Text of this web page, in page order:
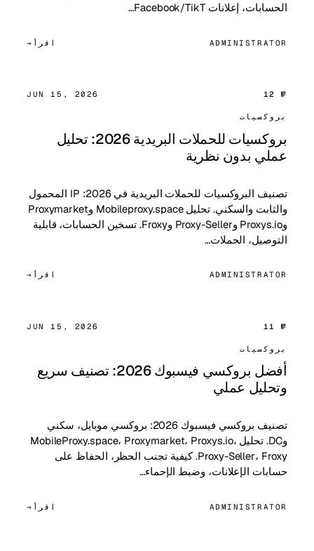
الحسابات، إعلانات Facebook/TikT…
ADMINISTRATOR اقرأ
№ 12
JUN 15, 2026
بروكسيات
بروكسيات للحملات البريدية 2026: تحليل
عملي بدون نظرية
تصنيف البروكسيات للحملات البريدية في 2026: IP المحمول
والثابت والسكني. تحليل Mobileproxy.space وProxymarket
وProxys.io وProxy-Seller وFroxy. تسخين الحسابات، قابلية
التوصيل، الحملات…
ADMINISTRATOR اقرأ
№ 11
JUN 15, 2026
بروكسيات
أفضل بروكسي فيسبوك 2026: تصنيف سريع
وتحليل عملي
تصنيف بروكسي فيسبوك 2026: بروكسي موبايل، سكني
وDC. تحليل MobileProxy.space، Proxymarket، Proxys.io،
Proxy-Seller، Froxy. كيفية تجنب الحظر، الحفاظ على
حسابات الإعلانات، وضبط الإحماء…
ADMINISTRATOR اقرأ